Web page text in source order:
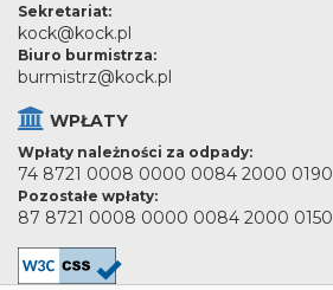
Sekretariat:
kock@kock.pl
Biuro burmistrza:
burmistrz@kock.pl
WPŁATY
Wpłaty należności za odpady:
74 8721 0008 0000 0084 2000 0190
Pozostałe wpłaty:
87 8721 0008 0000 0084 2000 0150